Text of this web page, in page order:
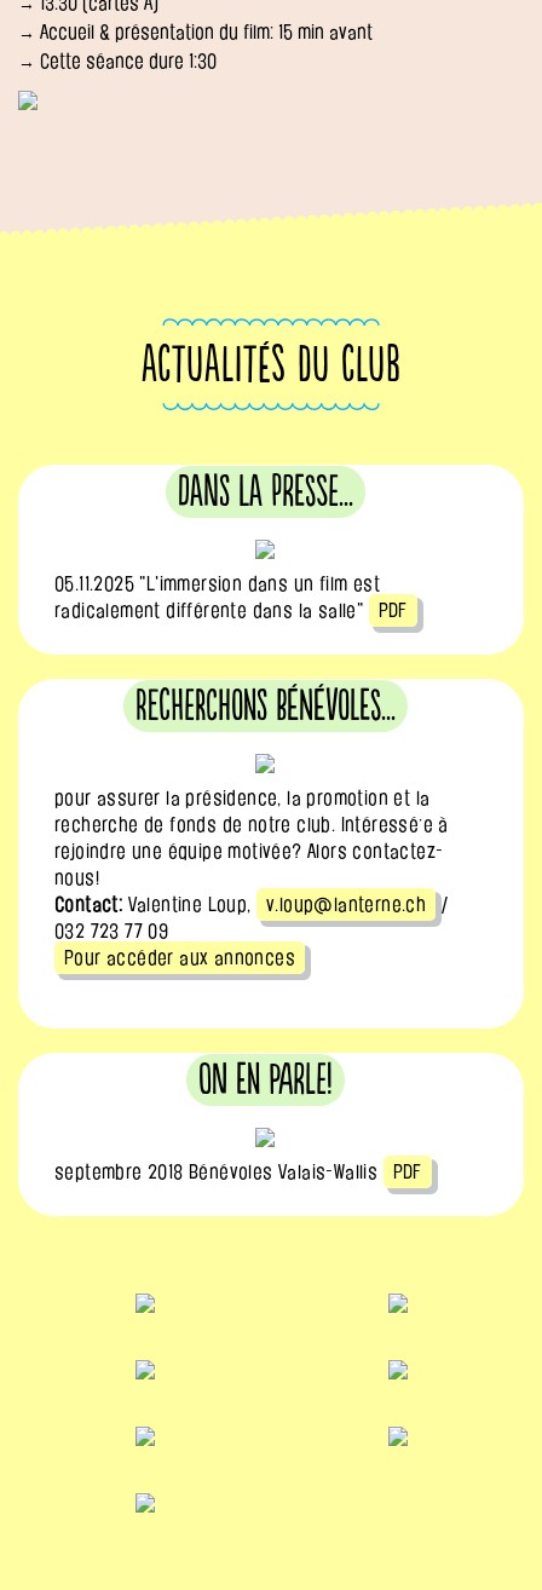
→ Accueil & présentation du film: 15 min avant
→ Cette séance dure 1:30
ACTUALITÉS DU CLUB
Dans la Presse...
05.11.2025 "L'immersion dans un film est
radicalement différente dans la salle"
PDF
Recherchons bénévoles...
pour assurer la présidence, la promotion et la
recherche de fonds de notre club. Intéressé·e à
rejoindre une équipe motivée? Alors contactez-
nous!
Contact: Valentine Loup, v.loup@lanterne.ch
/
032 723 77 09
Pour accéder aux annonces
On en parle!
septembre 2018 Bénévoles Valais-Wallis PDF